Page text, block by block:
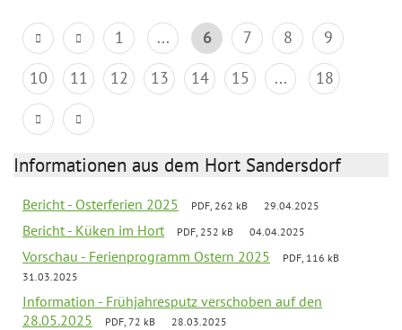
1 ... 6 7 8
9
10
11 12 13 14 15 ... 18
Informationen aus dem Hort Sandersdorf
Bericht - Osterferien 2025 PDF, 262 kB 29.04.2025
Bericht - Küken im Hort PDF, 252 kB 04.04.2025
Vorschau - Ferienprogramm Ostern 2025
PDF, 116 kB
31.03.2025
Information - Frühjahresputz verschoben auf den
28.05.2025
PDF, 72 kB 28.03.2025